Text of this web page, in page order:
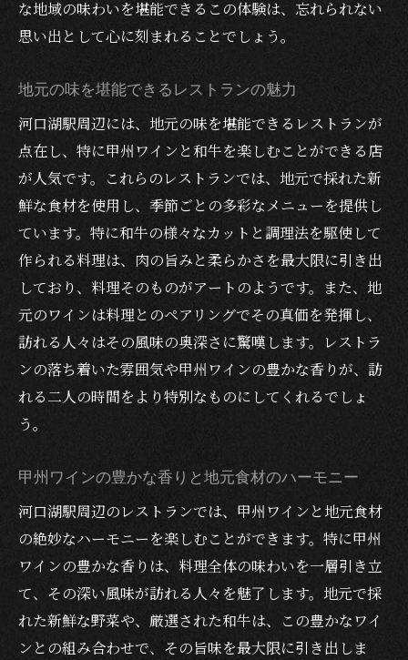
な地域の味わいを堪能できるこの体験は、忘れられない
思い出として心に刻まれることでしょう。
地元の味を堪能できるレストランの魅力
河口湖駅周辺には、地元の味を堪能できるレストランが
点在し、特に甲州ワインと和牛を楽しむことができる店
が人気です。これらのレストランでは、地元で採れた新
鮮な食材を使用し、季節ごとの多彩なメニューを提供し
ています。特に和牛の様々なカットと調理法を駆使して
作られる料理は、肉の旨みと柔らかさを最大限に引き出
しており、料理そのものがアートのようです。また、地
元のワインは料理とのペアリングでその真価を発揮し、
訪れる人々はその風味の奥深さに驚嘆します。レストラ
ンの落ち着いた雰囲気や甲州ワインの豊かな香りが、訪
れる二人の時間をより特別なものにしてくれるでしょ
う。
甲州ワインの豊かな香りと地元食材のハーモニー
河口湖駅周辺のレストランでは、甲州ワインと地元食材
の絶妙なハーモニーを楽しむことができます。特に甲州
ワインの豊かな香りは、料理全体の味わいを一層引き立
て、その深い風味が訪れる人々を魅了します。地元で採
れた新鮮な野菜や、厳選された和牛は、この豊かなワイ
ンとの組み合わせで、その旨味を最大限に引き出しま